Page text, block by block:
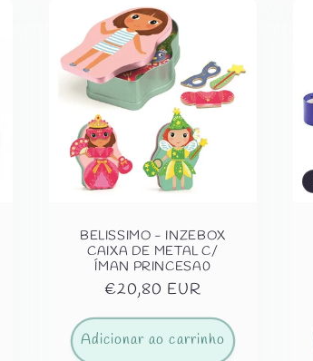
BELISSIMO - INZEBOX
CAIXA DE METAL C/
ÍMAN PRINCESA0
Preço
€20,80 EUR
Adicionar ao carrinho